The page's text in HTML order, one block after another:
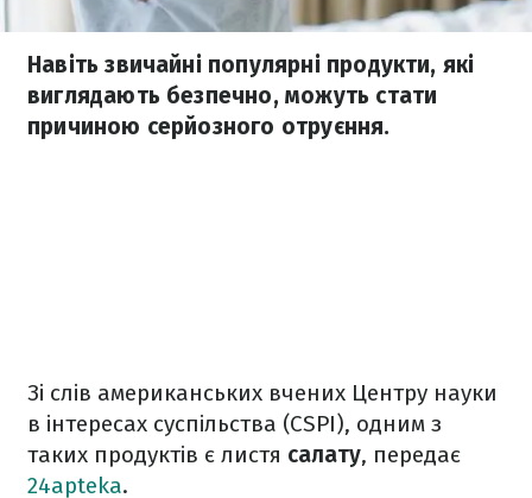
Навіть звичайні популярні продукти, які
виглядають безпечно, можуть стати
причиною серйозного отруєння.
Зі слів американських вчених Центру науки
в інтересах суспільства (CSPI), одним з
таких продуктів є листя салату, передає
24apteka.